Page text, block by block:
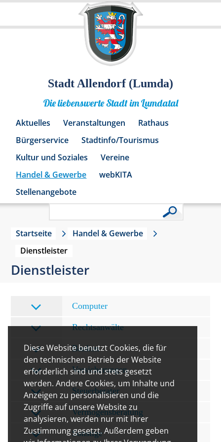
Diese Website benutzt Cookies, die für
den technischen Betrieb der Website
erforderlich sind und stets gesetzt
werden. Andere Cookies, um Inhalte und
Anzeigen zu personalisieren und die
Zugriffe auf unsere Website zu
analysieren, werden nur mit Ihrer
Zustimmung gesetzt. Außerdem geben
Stadt Allendorf (Lumda)
Die liebenswerte Stadt im Lumdatal
Aktuelles Veranstaltungen
Rathaus
Bürgerservice
Stadtinfo/Tourismus
Kultur und Soziales
Vereine
Handel & Gewerbe
webKITA
Stellenangebote
Startseite
Handel & Gewerbe
Dienstleister
Dienstleister
Computer
Rechtsanwälte
Banken
Versicherungen
Steuerberater
Vermögensberatung
Sonstige